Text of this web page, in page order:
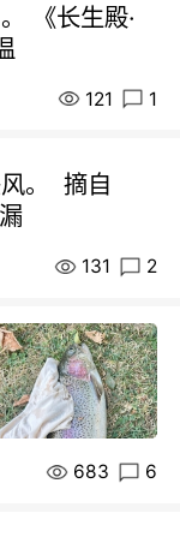
《长生殿·
121 1
。 摘自
131 2
683 6